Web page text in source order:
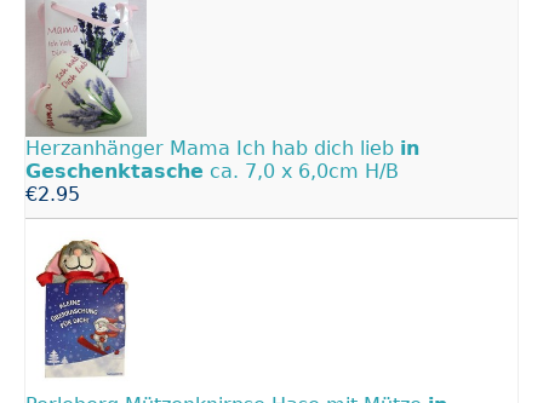
Herzanhänger Mama Ich hab dich lieb in
Geschenktasche ca. 7,0 x 6,0cm H/B
€2.95